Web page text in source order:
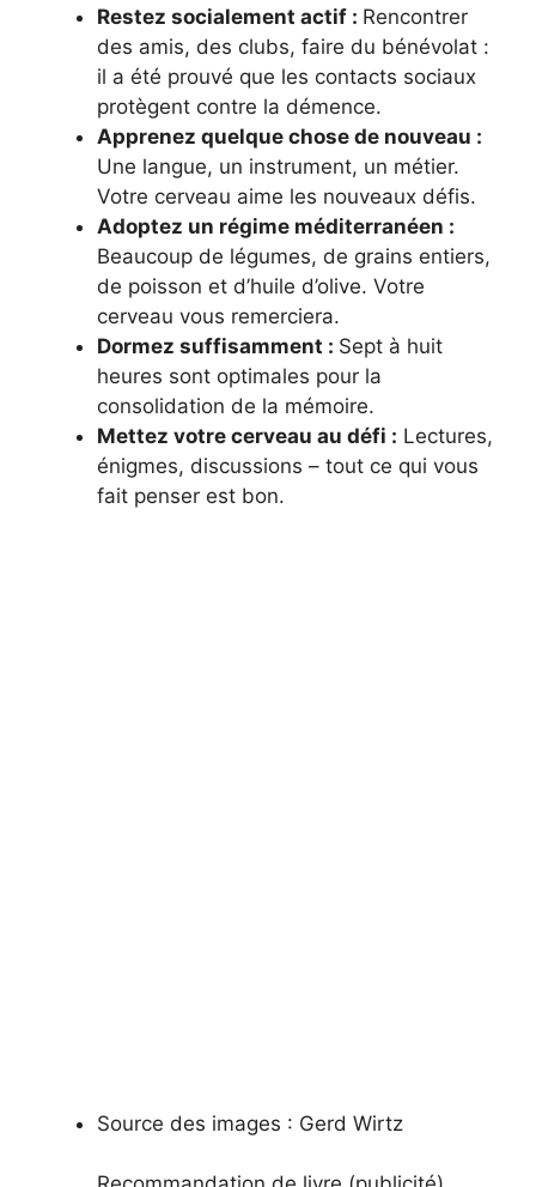
Restez socialement actif : Rencontrer
des amis, des clubs, faire du bénévolat :
il a été prouvé que les contacts sociaux
protègent contre la démence.
Apprenez quelque chose de nouveau :
Une langue, un instrument, un métier.
Votre cerveau aime les nouveaux défis.
Adoptez un régime méditerranéen :
Beaucoup de légumes, de grains entiers,
de poisson et d’huile d’olive. Votre
cerveau vous remerciera.
Dormez suffisamment : Sept à huit
heures sont optimales pour la
consolidation de la mémoire.
Mettez votre cerveau au défi : Lectures,
énigmes, discussions – tout ce qui vous
fait penser est bon.
Source des images : Gerd Wirtz